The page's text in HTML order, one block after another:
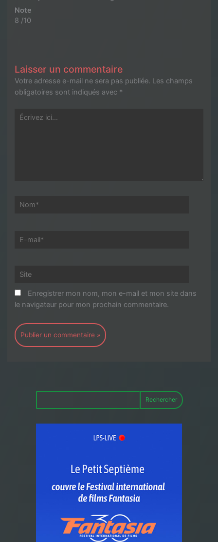
Note
8 /10
Laisser un commentaire
Votre adresse e-mail ne sera pas publiée. Les champs
obligatoires sont indiqués avec *
Écrivez
Nom*
E-
Site
Enregistrer mon nom, mon e-mail et mon site dans
le navigateur pour mon prochain commentaire.
Rechercher